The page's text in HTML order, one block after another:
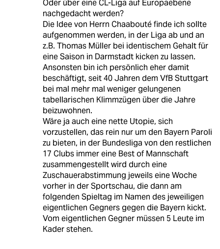
Oder über eine CL-Liga auf Europaebene
nachgedacht werden?
Die Idee von Herrn Chaabouté finde ich sollte
aufgenommen werden, in der Liga ab und an
z.B. Thomas Müller bei identischem Gehalt für
eine Saison in Darmstadt kicken zu lassen.
Ansonsten bin ich persönlich eher damit
beschäftigt, seit 40 Jahren dem VfB Stuttgart
bei mal mehr mal weniger gelungenen
tabellarischen Klimmzügen über die Jahre
beizuwohnen.
Wäre ja auch eine nette Utopie, sich
vorzustellen, das rein nur um den Bayern Paroli
zu bieten, in der Bundesliga von den restlichen
17 Clubs immer eine Best of Mannschaft
zusammengestellt wird durch eine
Zuschauerabstimmung jeweils eine Woche
vorher in der Sportschau, die dann am
folgenden Spieltag im Namen des jeweiligen
eigentlichen Gegners gegen die Bayern kickt.
Vom eigentlichen Gegner müssen 5 Leute im
Kader stehen.